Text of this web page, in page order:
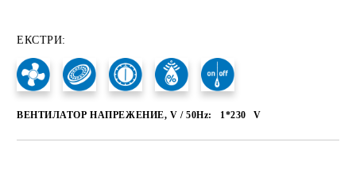
ЕКСТРИ:
ВЕНТИЛАТОР НАПРЕЖЕНИЕ, V / 50Hz: 1*230 V